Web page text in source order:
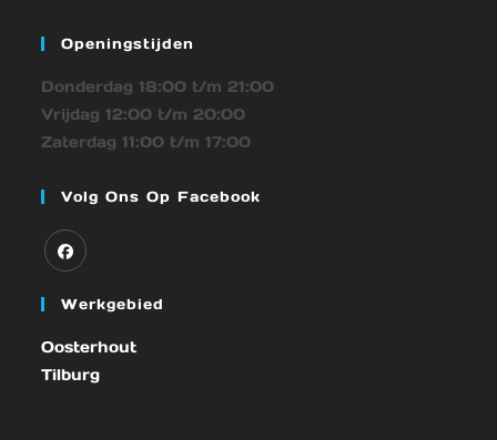
Openingstijden
Donderdag 18:00 t/m 21:00
Vrijdag 12:00 t/m 20:00
Zaterdag 11:00 t/m 17:00
Volg Ons Op Facebook
Werkgebied
Oosterhout
Tilburg